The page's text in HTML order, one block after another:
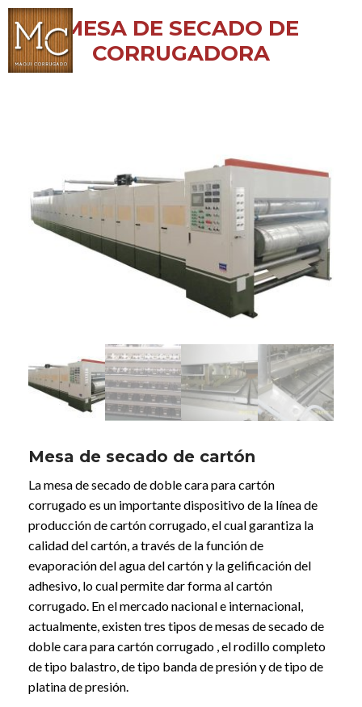
MESA DE SECADO DE
CORRUGADORA
Mesa de secado de cartón
La mesa de secado de doble cara para cartón
corrugado es un importante dispositivo de la línea de
producción de cartón corrugado, el cual garantiza la
calidad del cartón, a través de la función de
evaporación del agua del cartón y la gelificación del
adhesivo, lo cual permite dar forma al cartón
corrugado. En el mercado nacional e internacional,
actualmente, existen tres tipos de mesas de secado de
doble cara para cartón corrugado , el rodillo completo
de tipo balastro, de tipo banda de presión y de tipo de
platina de presión.